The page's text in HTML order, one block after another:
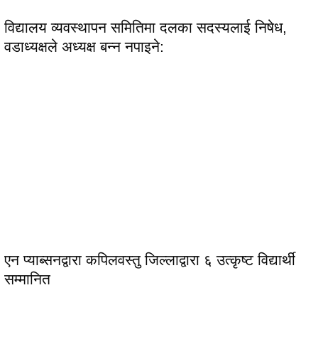
विद्यालय व्यवस्थापन समितिमा दलका सदस्यलाई निषेध,
वडाध्यक्षले अध्यक्ष बन्न नपाइने:
एन प्याब्सनद्वारा कपिलवस्तु जिल्लाद्वारा ६ उत्कृष्ट विद्यार्थी
सम्मानित